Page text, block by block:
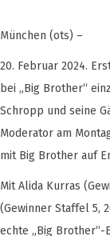
München (ots) –
20. Februar 2024.
bei „Big Brother“
Schropp und seine
Moderator am
mit Big Brother auf
Mit Alida Kurras
(Gewinner Staffel 5,
echte „Big